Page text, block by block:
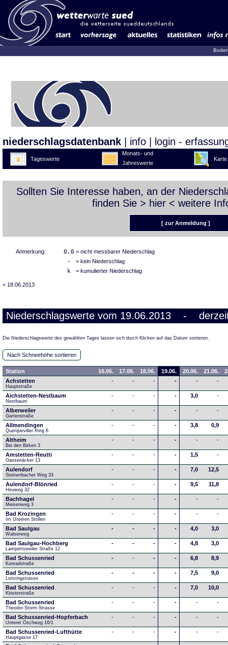
niederschlagsdatenbank info login -
Tageswerte
Monats- und
Jahreswerte
Karte
Sollten Sie Interesse haben, an der
finden Sie > hier < weitere
[ zur Anmeldung ]
Anmerkung: 0,0 = nicht messbarer Niederschlag
- = kein Niederschlag
k = kumulierter Niederschlag
< 18.06.2013
Niederschlagswerte vom 19.06.2013 -
Die Niederschlagswerte des gewählten Tages lassen sich durch Klicken auf das Datum sortieren.
Nach Schneehöhe sortieren
Station 16.06. 17.06. 18.06. 19.06. 20.06. 21.06.
Achstetten
Hauptstraße
- - - - - -
Aichstetten-Nestbaum
Nestbaum
- - - - 3,0 -
Alberweiler
Gartenstraße
- - - - - -
Allmendingen
Querqueviller Ring 6
- - - - 3,8 0,9
Altheim
Bei den Birken 3
- - - - - -
Amstetten-Reutti
Gassenäcker 13
- - - - 1,5 -
Aulendorf
Steinenbacher Weg 33
- - - - 7,0 12,5
Aulendorf-Blönried
Heuweg 32
- - - - 9,5 11,8
Bachhagel
Meisenweg 3
- - - - - -
Bad Krozingen
Im Unteren Stollen
- - - - - -
Bad Saulgau
Walserweg
- - - - 4,0 3,0
Bad Saulgau-Hochberg
Lampertsweiler Straße 12
- - - - 4,8 3,0
Bad Schussenried
Konradstraße
- - - - 6,8 8,9
Bad Schussenried
Lortzingstrasse
- - - - 7,5 9,0
Bad Schussenried
Klosterstraße
- - - - 7,0 10,0
Bad Schussenried
Theodor-Storm-Strasse
- - - - - -
Bad Schussenried-Hopferbach
Unterer Öschweg 16/1
- - - - - -
Bad Schussenried-Lufthütte
Hauptgasse 17
- - - - - -